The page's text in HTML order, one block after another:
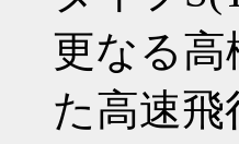
更なる高
た高速飛